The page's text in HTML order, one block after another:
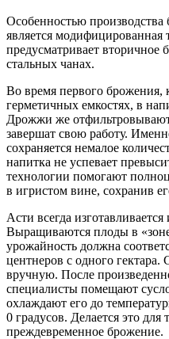
Особенностью
является
предусматривает
стальных чанах.
Во время первого брожения,
герметичных емкостях, в
Дрожжи же
завершат свою работу.
сохраняется немалое
напитка не успевает
технологии помогают
в игристом вине, сохранив
Асти всегда изготавливается
Выращиваются плоды в
урожайность должна
центнеров с одного
вручную. После
специалисты помещают
охлаждают его до
0 градусов. Делается это
преждевременное брожение.